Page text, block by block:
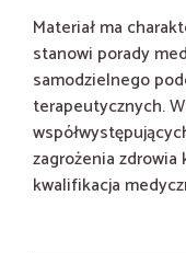
Materiał ma
stanowi porady
samodzielnego
terapeutycznych.
zagrożenia
kwalifikacja